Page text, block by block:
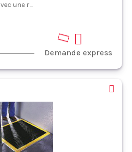
une r...
Demande express